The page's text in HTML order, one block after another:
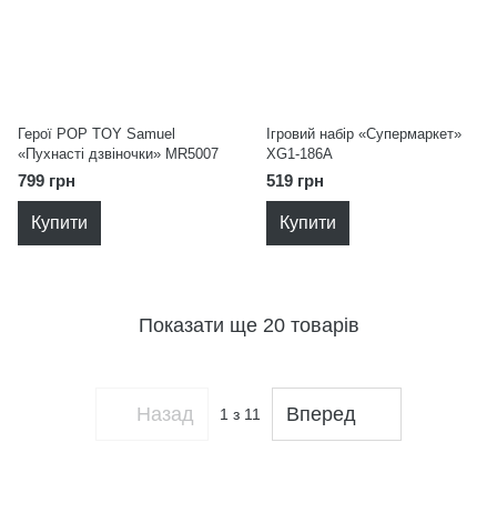
Герої POP TOY Samuel
«Пухнасті дзвіночки» MR5007
799 грн
Купити
Ігровий набір «Супермаркет»
XG1-186A
519 грн
Купити
Показати ще 20 товарів
Назад 1 з 11 Вперед